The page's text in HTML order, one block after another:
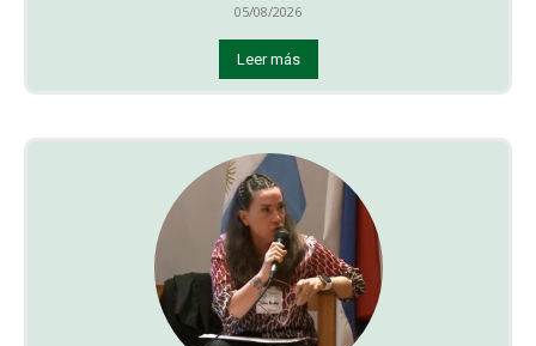
05/08/2026
Leer más